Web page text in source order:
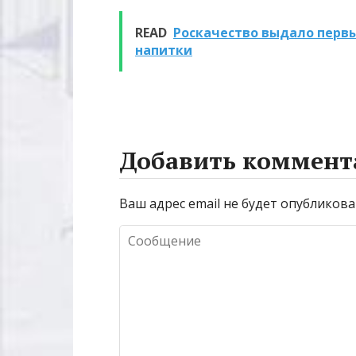
READ Роскачество выдало
напитки
Добавить
Ваш адрес email не будет